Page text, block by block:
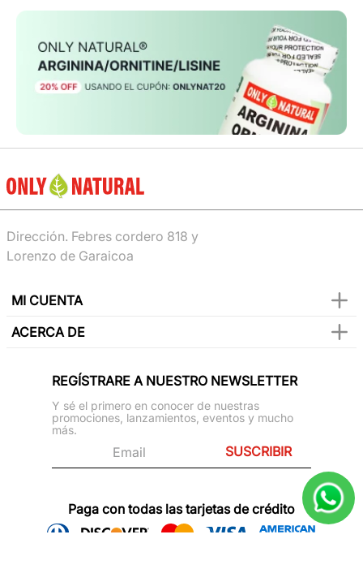
Dirección. Febres cordero 818 y
Lorenzo de Garaicoa
MI CUENTA
ACERCA DE
REGÍSTRARE A NUESTRO NEWSLETTER
Y sé el primero en conocer de nuestras
promociones, lanzamientos, eventos y mucho
más.
SUSCRIBIR
Paga con todas las tarjetas de crédito